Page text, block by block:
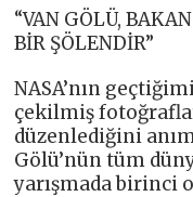
“VAN GÖLÜ,
BİR ŞÖLENDİR”
NASA’nın
çekilmiş
düzenlediğini
Gölü’nün tüm
yarışmada birinci